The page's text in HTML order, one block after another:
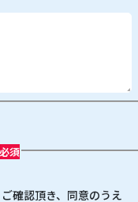
確認頂き、同意のうえ